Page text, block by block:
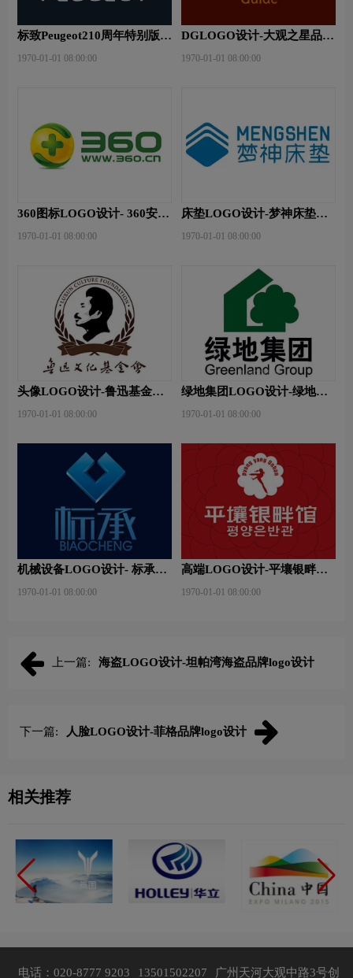
标致Peugeot210周年特别版新
1970-01-01 08:00:00
DGLOGO设计-大观之星品牌
1970-01-01 08:00:00
360图标LOGO设计- 360安全
1970-01-01 08:00:00
床垫LOGO设计-梦神床垫品
1970-01-01 08:00:00
头像LOGO设计-鲁迅基金会
1970-01-01 08:00:00
绿地集团LOGO设计-绿地集
1970-01-01 08:00:00
机械设备LOGO设计- 标承机
1970-01-01 08:00:00
高端LOGO设计-平壤银畔馆
1970-01-01 08:00:00
上一篇: 海盗LOGO设计-坦帕湾海盗品牌logo设计
下一篇: 人脸LOGO设计-菲格品牌logo设计
相关推荐
电话：020-8777 9203 13501502207 广州天河大观中路3号创